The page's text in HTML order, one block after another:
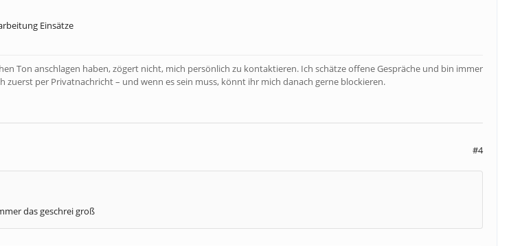
Einsätze
Ton anschlagen haben, zögert nicht, mich persönlich zu kontaktieren. Ich schätze offene Gespräche und bin immer
zuerst per Privatnachricht – und wenn es sein muss, könnt ihr mich danach gerne blockieren.
#4
das geschrei groß